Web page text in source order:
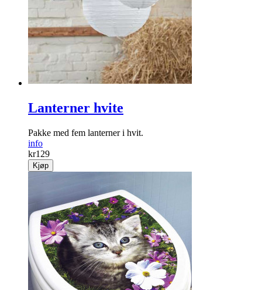
Lanterner hvite
Pakke med fem lanterner i hvit.
info
kr129
Kjøp